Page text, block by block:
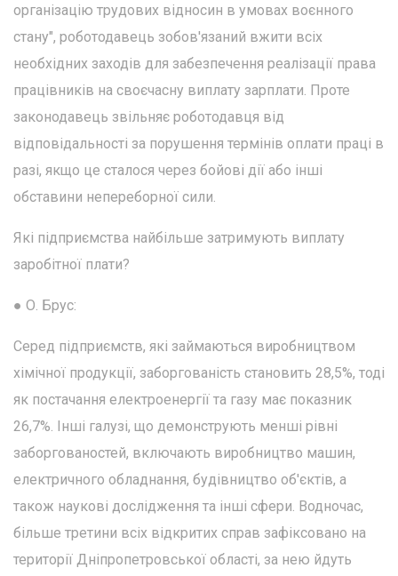
організацію трудових відносин в умовах воєнного
стану", роботодавець зобов'язаний вжити всіх
необхідних заходів для забезпечення реалізації права
працівників на своєчасну виплату зарплати. Проте
законодавець звільняє роботодавця від
відповідальності за порушення термінів оплати праці в
разі, якщо це сталося через бойові дії або інші
обставини непереборної сили.
Які підприємства найбільше затримують виплату
заробітної плати?
● О. Брус:
Серед підприємств, які займаються виробництвом
хімічної продукції, заборгованість становить 28,5%, тоді
як постачання електроенергії та газу має показник
26,7%. Інші галузі, що демонструють менші рівні
заборгованостей, включають виробництво машин,
електричного обладнання, будівництво об'єктів, а
також наукові дослідження та інші сфери. Водночас,
більше третини всіх відкритих справ зафіксовано на
території Дніпропетровської області, за нею йдуть